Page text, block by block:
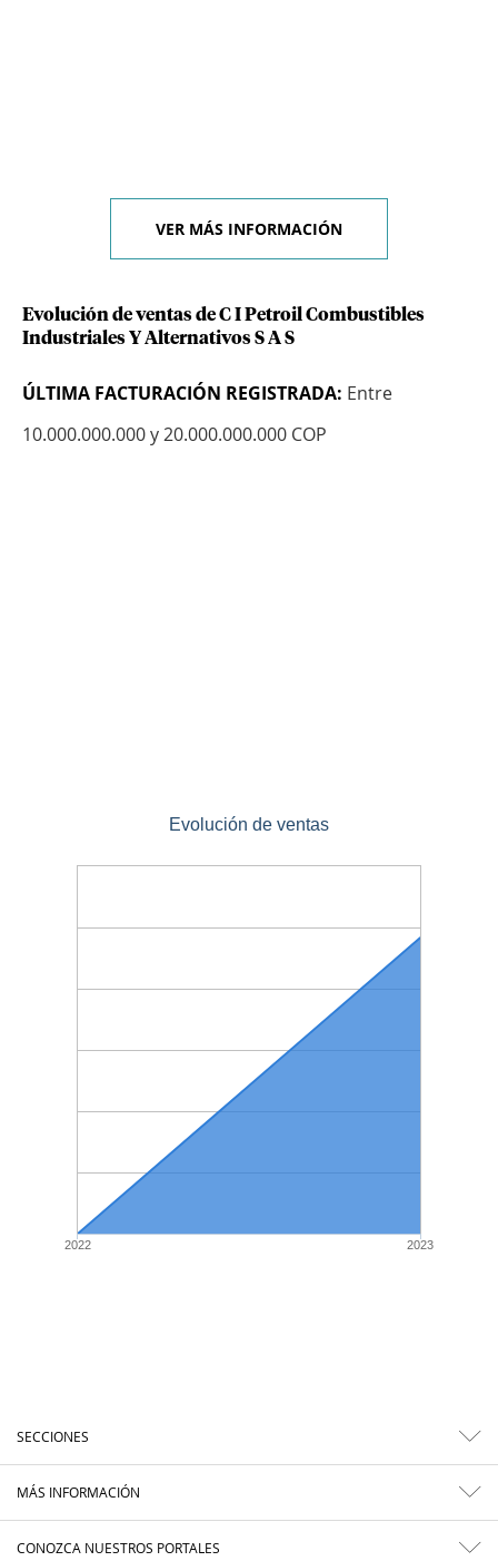
VER MÁS INFORMACIÓN
Evolución de ventas de C I Petroil Combustibles
Industriales Y Alternativos S A S
ÚLTIMA FACTURACIÓN REGISTRADA: Entre
10.000.000.000 y 20.000.000.000 COP
Evolución de ventas
2022 2023
SECCIONES
MÁS INFORMACIÓN
CONOZCA NUESTROS PORTALES